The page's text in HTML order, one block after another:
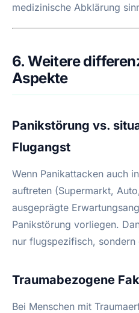
medizinische Abklärung
6. Weitere
Aspekte
Panikstörung vs.
Flugangst
Wenn Panikattacken auch
auftreten (Supermarkt,
ausgeprägte
Panikstörung vorliegen.
nur flugspezifisch, sondern
Traumabezogene
Bei Menschen mit